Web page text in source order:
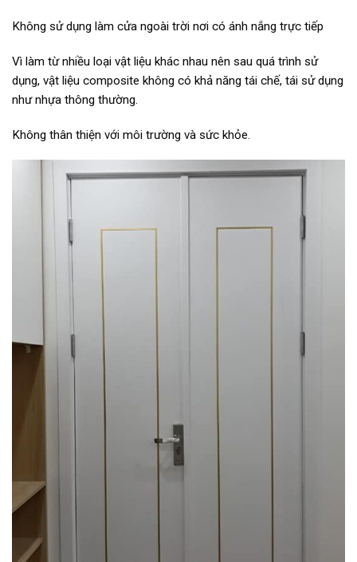
Không sử dụng làm cửa ngoài trời nơi có ánh nắng trực tiếp
Vì làm từ nhiều loại vật liệu khác nhau nên sau quá trình sử
dụng, vật liệu composite không có khả năng tái chế, tái sử dụng
như nhựa thông thường.
Không thân thiện với môi trường và sức khỏe.